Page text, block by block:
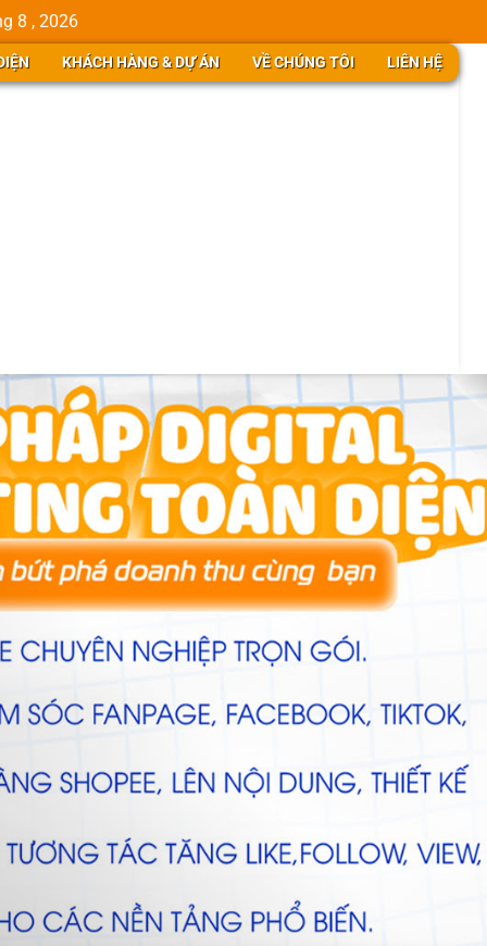
8 , 2026
KHÁCH HÀNG & DỰ ÁN VỀ CHÚNG TÔI LIÊN HỆ